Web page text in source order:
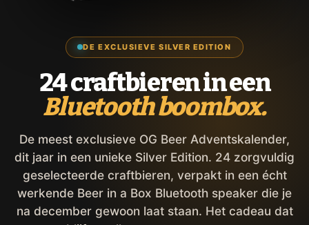
DE EXCLUSIEVE SILVER EDITION
24 craftbieren in een
Bluetooth boombox.
De meest exclusieve OG Beer Adventskalender,
dit jaar in een unieke Silver Edition. 24 zorgvuldig
geselecteerde craftbieren, verpakt in een écht
werkende Beer in a Box Bluetooth speaker die je
na december gewoon laat staan. Het cadeau dat